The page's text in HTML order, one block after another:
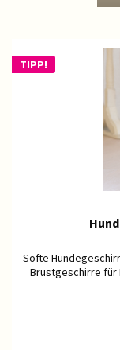
TIPP!
Softe
Brustgeschirre für